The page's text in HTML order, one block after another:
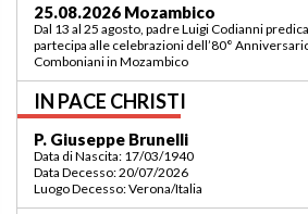
03.09.2026 Lomé/Togo
Padre Luigi Codianni e padre Elias Sindjalim
settembre all’incontro della commissione
della regione a Lomé/Togo
IN PACE CHRISTI
P. Bruno Bordonali
Data di Nascita: 01/07/1942
Data Decesso: 13/07/2026
Luogo Decesso: Verona /Italia